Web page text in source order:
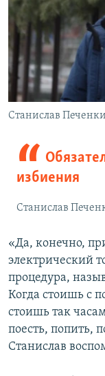
Станислав
избиения
Станислав
«Да, конечно,
электрический
процедура,
Когда стоишь с
стоишь так
поесть, попить,
Станислав